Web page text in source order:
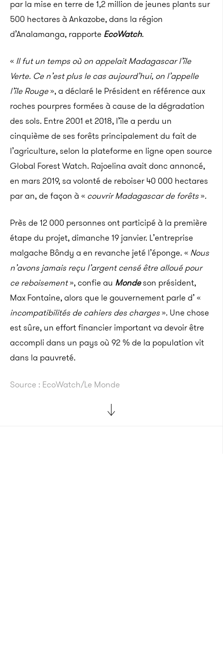
par la mise en terre de 1,2 million de jeunes plants sur
500 hectares à Ankazobe, dans la région
d’Analamanga, rapporte EcoWatch.
« Il fut un temps où on appelait Madagascar l’île
Verte. Ce n’est plus le cas aujourd’hui, on l’appelle
l’île Rouge», a déclaré le Président en référence aux
roches pourpres formées à cause de la dégradation
des sols. Entre 2001 et 2018, l’île a perdu un
cinquième de ses forêts principalement du fait de
l’agriculture, selon la plateforme en ligne open source
Global Forest Watch. Rajoelina avait donc annoncé,
en mars 2019, sa volonté de reboiser 40 000 hectares
par an, de façon à « couvrir Madagascar de forêts».
Près de 12 000 personnes ont participé à la première
étape du projet, dimanche 19 janvier. L’entreprise
malgache Bôndy a en revanche jeté l’éponge. « Nous
n’avons jamais reçu l’argent censé être alloué pour
ce reboisement», confie au Mondeson président,
Max Fontaine, alors que le gouvernement parle d’ «
incompatibilités de cahiers des charges». Une chose
est sûre, un effort financier important va devoir être
accompli dans un pays où 92 % de la population vit
dans la pauvreté.
Source : EcoWatch/Le Monde